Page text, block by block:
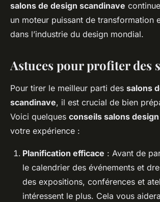
salons de design scandinave
un moteur puissant de transformation
dans l’industrie du design mondial.
Astuces pour profiter des
Pour tirer le meilleur parti des salons
scandinave, il est crucial de bien
Voici quelques conseils salons design
votre expérience :
Planification efficace : Avant de
le calendrier des événements et
des expositions, conférences et
intéressent le plus. Cela vous